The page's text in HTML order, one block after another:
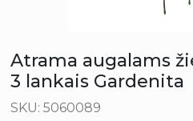
Atrama augalams
3 lankais Gardenita
SKU: 5060089